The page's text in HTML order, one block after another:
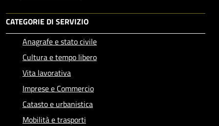
CATEGORIE DI SERVIZIO
Anagrafe e stato civile
Cultura e tempo libero
Vita lavorativa
Imprese e Commercio
Catasto e urbanistica
Mobilità e trasporti